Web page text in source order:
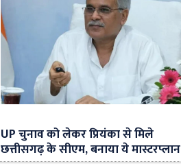
UP चुनाव को लेकर प्रियंका से मिले
छत्तीसगढ़ के सीएम, बनाया ये मास्टरप्लान